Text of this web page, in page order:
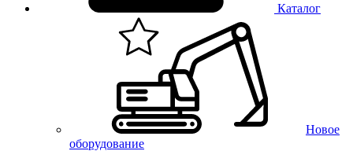
Каталог
Новое
оборудование